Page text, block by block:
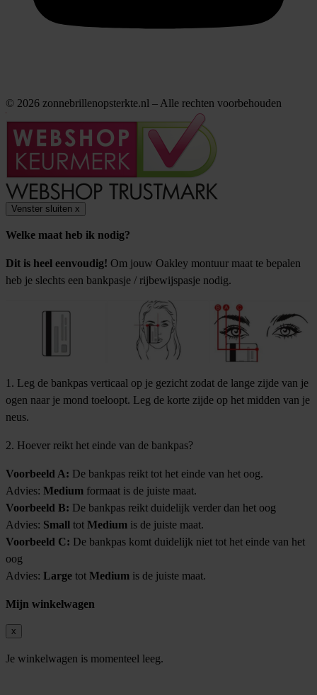
© 2026 zonnebrillenopsterkte.nl – Alle rechten voorbehouden
Venster sluiten x
Welke maat heb ik nodig?
Dit is heel eenvoudig! Om jouw Oakley montuur maat te bepalen
heb je slechts een bankpasje / rijbewijspasje nodig.
1. Leg de bankpas verticaal op je gezicht zodat de lange zijde van je
ogen naar je mond toeloopt. Leg de korte zijde op het midden van je
neus.
2. Hoever reikt het einde van de bankpas?
Voorbeeld A: De bankpas reikt tot het einde van het oog.
Advies: Medium formaat is de juiste maat.
Voorbeeld B: De bankpas reikt duidelijk verder dan het oog
Advies: Small tot Medium is de juiste maat.
Voorbeeld C: De bankpas komt duidelijk niet tot het einde van het
oog
Advies: Large tot Medium is de juiste maat.
Mijn winkelwagen
x
Je winkelwagen is momenteel leeg.